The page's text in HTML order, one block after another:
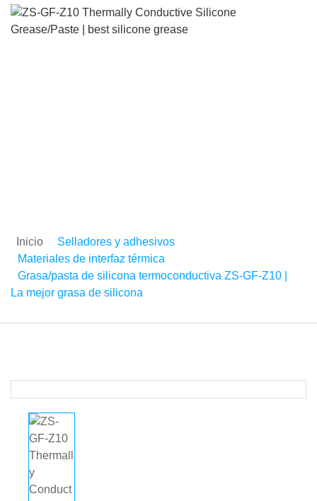
Inicio
Selladores y adhesivos
Materiales de interfaz térmica
Grasa/pasta de silicona termoconductiva ZS-GF-Z10 |
La mejor grasa de silicona